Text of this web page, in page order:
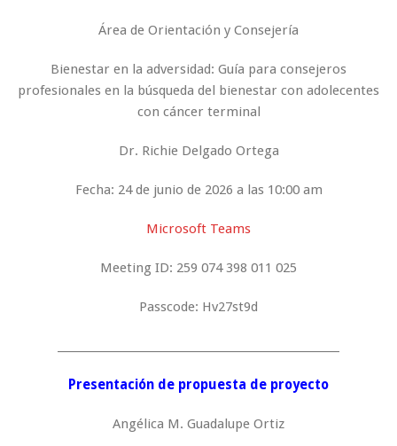
Área de Orientación y Consejería
Bienestar en la adversidad: Guía para consejeros
profesionales en la búsqueda del bienestar con adolecentes
con cáncer terminal
Dr. Richie Delgado Ortega
Fecha: 24 de junio de 2026 a las 10:00 am
Microsoft Teams
Meeting ID: 259 074 398 011 025
Passcode: Hv27st9d
Presentación de propuesta de proyecto
Angélica M. Guadalupe Ortiz